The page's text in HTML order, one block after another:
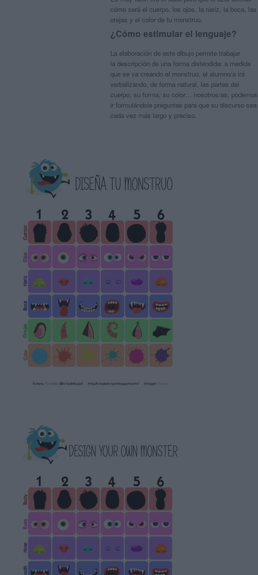
cómo será el cuerpo, los ojos, la nariz, la boca, las
orejas y el color de tu monstruo.
¿Cómo estimular el lenguaje?
La elaboración de este dibujo permite trabajar
la descripción de una forma distendida: a medida
que se va creando el monstruo, el alumno/a irá
verbalizando, de forma natural, las partes del
cuerpo, su forma, su color… nosotros/as, podemos
ir formulándole preguntas para que su discurso sea
cada vez más largo y preciso.